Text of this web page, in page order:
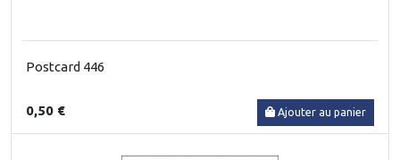
Postcard 446
0,50 € Ajouter au panier